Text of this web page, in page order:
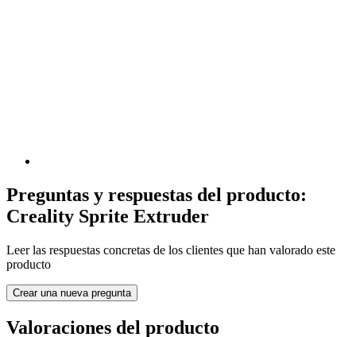
Preguntas y respuestas del producto:
Creality Sprite Extruder
Leer las respuestas concretas de los clientes que han valorado este
producto
Crear una nueva pregunta
Valoraciones del producto